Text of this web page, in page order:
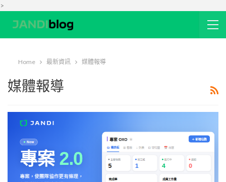
>
Home 最新資訊 媒體報導
媒體報導